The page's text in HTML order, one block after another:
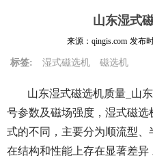
山东湿式
来源：qingis.com 发布
标签: 湿式磁选机 磁选机
山东湿式磁选机质量_山东
号参数及磁场强度，湿式磁
式的不同，主要分为顺流型
在结构和性能上存在显著差异